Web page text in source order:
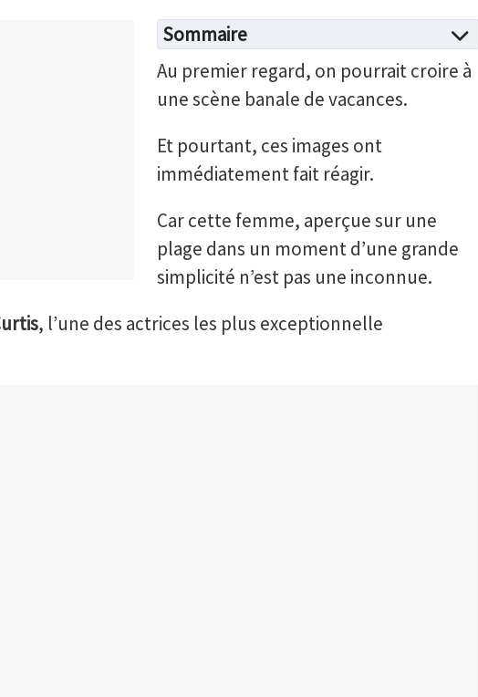
Sommaire
Au premier regard, on pourrait croire à
une scène banale de vacances.
Et pourtant, ces images ont
immédiatement fait réagir.
Car cette femme, aperçue sur une
plage dans un moment d’une grande
simplicité n’est pas une inconnue.
, l’une des actrices les plus exceptionnelle